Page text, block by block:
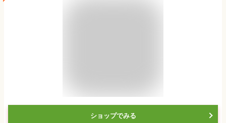
ショップでみる